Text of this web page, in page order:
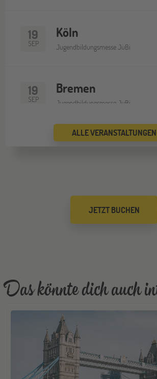
19
SEP
Köln
Jugendbildungsmesse JuBi
19
SEP
Bremen
Jugendbildungsmesse JuBi
Düsseldorf
Mannheim
Jugendbildungsmesse JuBi
17 Stuttgart
Jugendbildungsmesse JuBi
07 Bochum
ALLE VERANSTALTUNGEN
JETZT BUCHEN
Das könnte dich auch